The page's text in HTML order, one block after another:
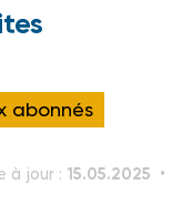
abonnés
à jour : 15.05.2025